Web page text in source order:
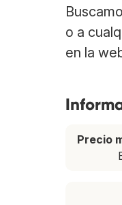
o a
en la
Precio